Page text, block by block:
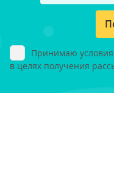
Принимаю условия
в целях получения